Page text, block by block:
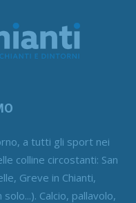
a tutti gli sport nei
colline circostanti: San
Greve in Chianti,
Calcio, pallavolo,